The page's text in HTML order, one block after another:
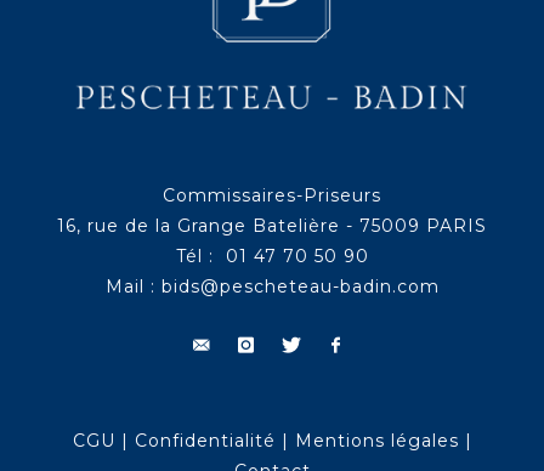
Commissaires-Priseurs
16, rue de la Grange Batelière - 75009 PARIS
Tél : 01 47 70 50 90
Mail : bids@pescheteau-badin.com
CGU | Confidentialité | Mentions légales |